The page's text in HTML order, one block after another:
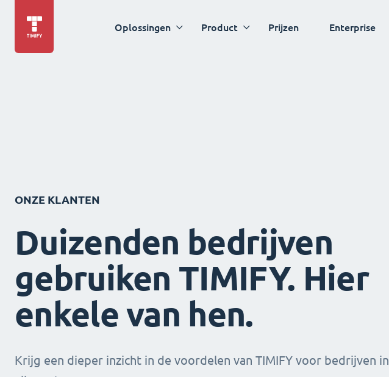
Oplossingen Product Prijzen Enterprise
ONZE KLANTEN
Duizenden bedrijven
gebruiken TIMIFY. Hier
enkele van hen.
Krijg een dieper inzicht in de voordelen van TIMIFY voor bedrijven in